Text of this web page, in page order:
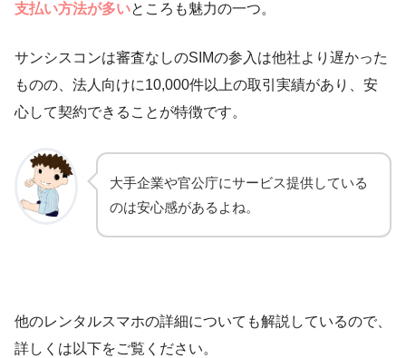
支払い方法が多いところも魅力の一つ。
サンシスコンは審査なしのSIMの参入は他社より遅かった
ものの、法人向けに10,000件以上の取引実績があり、安
心して契約できることが特徴です。
大手企業や官公庁にサービス提供している
のは安心感があるよね。
他のレンタルスマホの詳細についても解説しているので、
詳しくは以下をご覧ください。